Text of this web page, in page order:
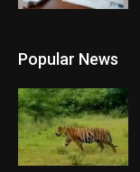
Popular News